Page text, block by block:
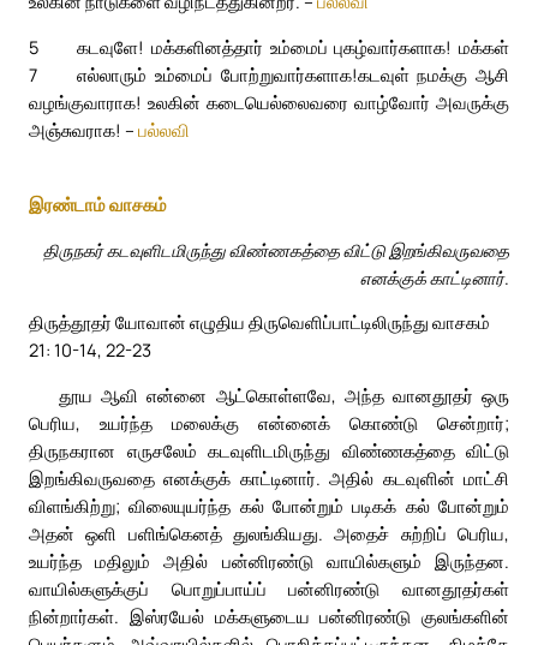
5
கடவுளே! மக்களினத்தார் உம்மைப் புகழ்வார்களாக! மக்கள்
எல்லாரும் உம்மைப் போற்றுவார்களாக!
7
கடவுள் நமக்கு ஆசி
வழங்குவாராக! உலகின் கடையெல்லைவரை வாழ்வோர் அவருக்கு
அஞ்சுவராக! – பல்லவி
இரண்டாம் வாசகம்
திருநகர் கடவுளிடமிருந்து விண்ணகத்தை விட்டு இறங்கிவருவதை
எனக்குக் காட்டினார்.
திருத்தூதர் யோவான் எழுதிய திருவெளிப்பாட்டிலிருந்து வாசகம்
21: 10-14, 22-23
தூய ஆவி என்னை ஆட்கொள்ளவே, அந்த வானதூதர் ஒரு
பெரிய, உயர்ந்த மலைக்கு என்னைக் கொண்டு சென்றார்;
திருநகரான எருசலேம் கடவுளிடமிருந்து விண்ணகத்தை விட்டு
இறங்கிவருவதை எனக்குக் காட்டினார். அதில் கடவுளின் மாட்சி
விளங்கிற்று; விலையுயர்ந்த கல் போன்றும் படிகக் கல் போன்றும்
அதன் ஒளி பளிங்கெனத் துலங்கியது. அதைச் சுற்றிப் பெரிய,
உயர்ந்த மதிலும் அதில் பன்னிரண்டு வாயில்களும் இருந்தன.
வாயில்களுக்குப் பொறுப்பாய்ப் பன்னிரண்டு வானதூதர்கள்
நின்றார்கள். இஸ்ரயேல் மக்களுடைய பன்னிரண்டு குலங்களின்